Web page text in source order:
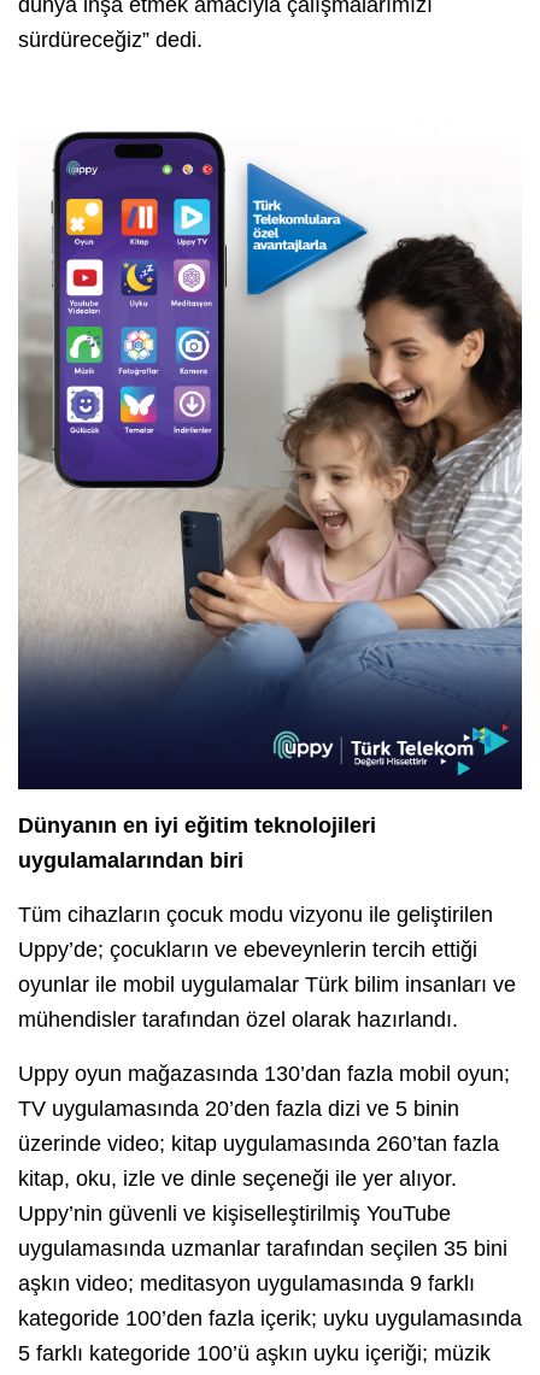
sürdüreceğiz” dedi.
Dünyanın en iyi eğitim teknolojileri
uygulamalarından biri
Tüm cihazların çocuk modu vizyonu ile geliştirilen
Uppy’de; çocukların ve ebeveynlerin tercih ettiği
oyunlar ile mobil uygulamalar Türk bilim insanları ve
mühendisler tarafından özel olarak hazırlandı.
Uppy oyun mağazasında 130’dan fazla mobil oyun;
TV uygulamasında 20’den fazla dizi ve 5 binin
üzerinde video; kitap uygulamasında 260’tan fazla
kitap, oku, izle ve dinle seçeneği ile yer alıyor.
Uppy’nin güvenli ve kişiselleştirilmiş YouTube
uygulamasında uzmanlar tarafından seçilen 35 bini
aşkın video; meditasyon uygulamasında 9 farklı
kategoride 100’den fazla içerik; uyku uygulamasında
5 farklı kategoride 100’ü aşkın uyku içeriği; müzik